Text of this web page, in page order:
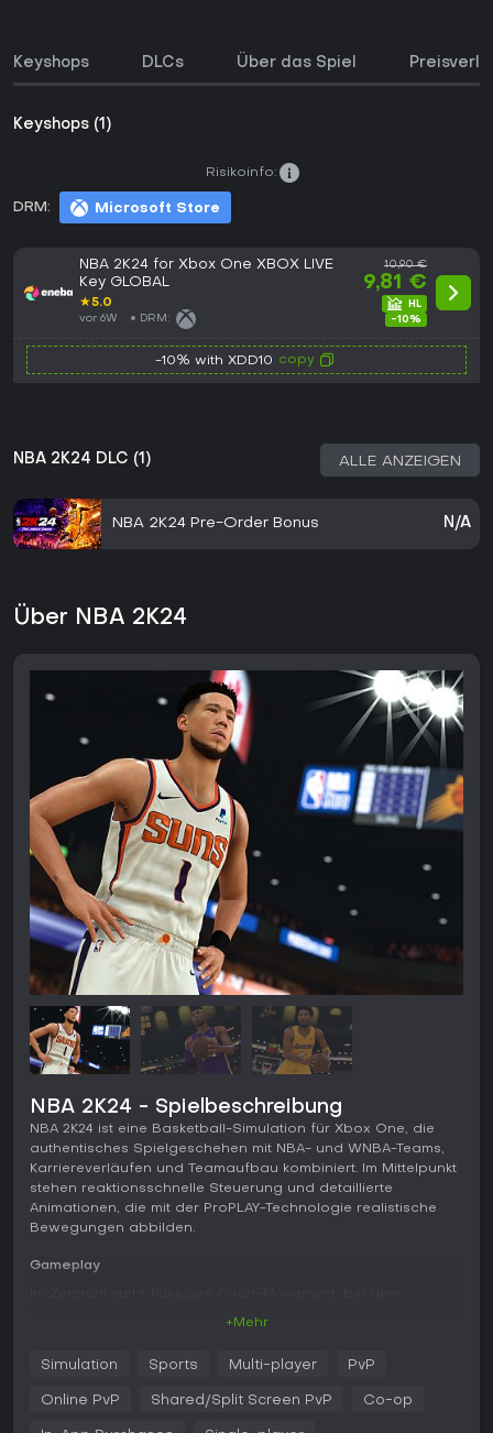
Keyshops DLCs Über das Spiel
Keyshops (1)
DRM: Microsoft Store
Risikoinfo:
NBA 2K24 for Xbox One XBOX LIVE
Key GLOBAL
★5.0
vor 6W DRM:
10,90 €
9,81 €
-10%
-10% with XDD10 copy
NBA 2K24 DLC (1) ALLE ANZEIGEN
NBA 2K24 Pre-Order Bonus N/A
Über NBA 2K24
NBA 2K24 - Spielbeschreibung
NBA 2K24 ist eine Basketball-Simulation für Xbox One, die
authentisches Spielgeschehen mit NBA- und WNBA-Teams,
Karriereverläufen und Teamaufbau kombiniert. Im Mittelpunkt
stehen reaktionsschnelle Steuerung und detaillierte
Animationen, die mit der ProPLAY-Technologie realistische
Bewegungen abbilden.
Gameplay
Postspiel oder bei der Positionierung in der Defense. Das
aktualisierte Badge-System verbessert die MyPLAYER-
+Mehr
Simulation Sports Multi-player PvP
Online PvP Shared/Split Screen PvP Co-op